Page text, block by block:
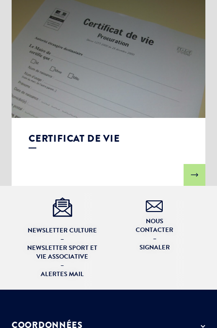
CERTIFICAT DE VIE
NEWSLETTER CULTURE
–
NEWSLETTER SPORT ET
VIE ASSOCIATIVE
–
ALERTES MAIL
NOUS
CONTACTER
–
SIGNALER
COORDONNÉES